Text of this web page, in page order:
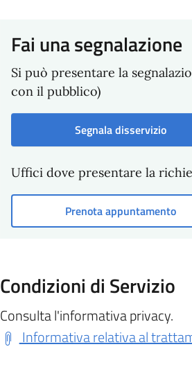
Fai una segnalazione
Si può presentare la
con il pubblico)
Segnala disservizio
Uffici dove presentare la
Prenota appuntamento
Condizioni di Servizio
Consulta l'informativa privacy.
Informativa relativa al